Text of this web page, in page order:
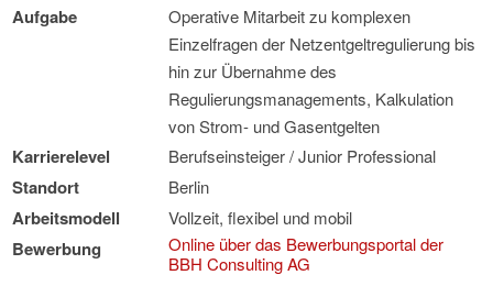
Aufgabe
Operative Mitarbeit zu komplexen
Einzelfragen der Netzentgeltregulierung bis
hin zur Übernahme des
Regulierungsmanagements, Kalkulation
von Strom- und Gasentgelten
Karrierelevel Berufseinsteiger / Junior Professional
Standort Berlin
Arbeitsmodell Vollzeit, flexibel und mobil
Bewerbung
Online über das Bewerbungsportal der
BBH Consulting AG